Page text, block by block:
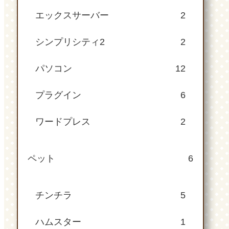
エックスサーバー 2
シンプリシティ2 2
パソコン 12
プラグイン 6
ワードプレス 2
ペット 6
チンチラ 5
ハムスター 1